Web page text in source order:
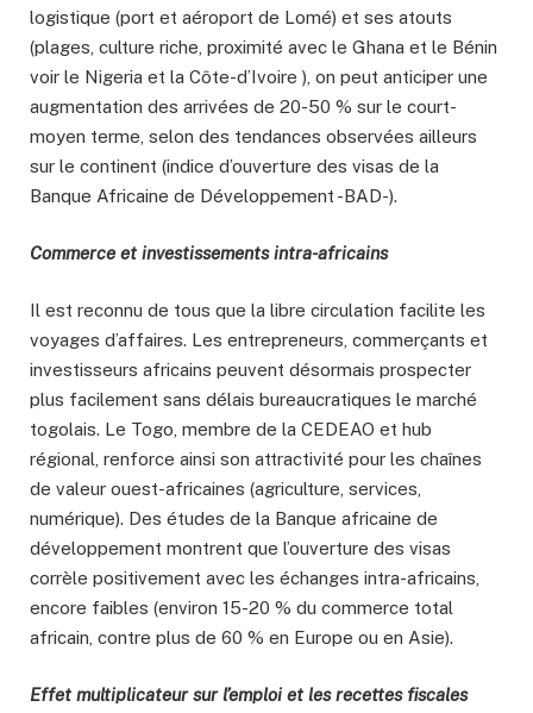
logistique (port et aéroport de Lomé) et ses atouts
(plages, culture riche, proximité avec le Ghana et le Bénin
voir le Nigeria et la Côte-d’Ivoire ), on peut anticiper une
augmentation des arrivées de 20-50 % sur le court-
moyen terme, selon des tendances observées ailleurs
sur le continent (indice d’ouverture des visas de la
Banque Africaine de Développement -BAD-).
Commerce et investissements intra-africains
Il est reconnu de tous que la libre circulation facilite les
voyages d’affaires. Les entrepreneurs, commerçants et
investisseurs africains peuvent désormais prospecter
plus facilement sans délais bureaucratiques le marché
togolais. Le Togo, membre de la CEDEAO et hub
régional, renforce ainsi son attractivité pour les chaînes
de valeur ouest-africaines (agriculture, services,
numérique). Des études de la Banque africaine de
développement montrent que l’ouverture des visas
corrèle positivement avec les échanges intra-africains,
encore faibles (environ 15-20 % du commerce total
africain, contre plus de 60 % en Europe ou en Asie).
Effet multiplicateur sur l’emploi et les recettes fiscales